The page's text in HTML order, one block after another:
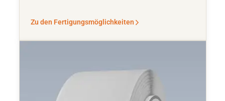
Zu den Fertigungsmöglichkeiten